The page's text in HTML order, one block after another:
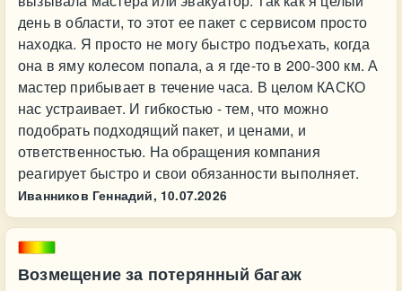
день в области, то этот ее пакет с сервисом просто
находка. Я просто не могу быстро подъехать, когда
она в яму колесом попала, а я где-то в 200-300 км. А
мастер прибывает в течение часа. В целом КАСКО
нас устраивает. И гибкостью - тем, что можно
подобрать подходящий пакет, и ценами, и
ответственностью. На обращения компания
реагирует быстро и свои обязанности выполняет.
Иванников Геннадий, 10.07.2026
Возмещение за потерянный багаж